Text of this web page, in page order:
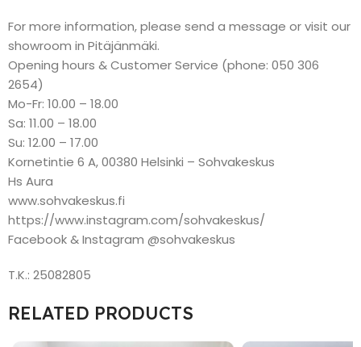
For more information, please send a message or visit our
showroom in Pitäjänmäki.
Opening hours & Customer Service (phone: 050 306
2654)
Mo-Fr: 10.00 – 18.00
Sa: 11.00 – 18.00
Su: 12.00 – 17.00
Kornetintie 6 A, 00380 Helsinki – Sohvakeskus
Hs Aura
www.sohvakeskus.fi
https://www.instagram.com/sohvakeskus/
Facebook & Instagram @sohvakeskus
T.K.: 25082805
RELATED PRODUCTS